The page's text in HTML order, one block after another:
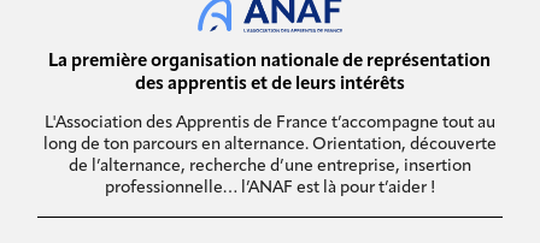
La première organisation nationale de représentation
des apprentis et de leurs intérêts
L'Association des Apprentis de France t’accompagne tout au
long de ton parcours en alternance. Orientation, découverte
de l’alternance, recherche d’une entreprise, insertion
professionnelle… l’ANAF est là pour t’aider !